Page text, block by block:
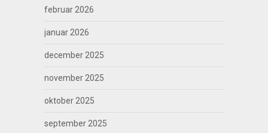
februar 2026
januar 2026
december 2025
november 2025
oktober 2025
september 2025